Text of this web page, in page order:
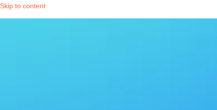
Skip to content